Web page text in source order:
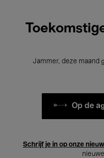
Jammer, deze maand
Op de
Schrijf je in op onze